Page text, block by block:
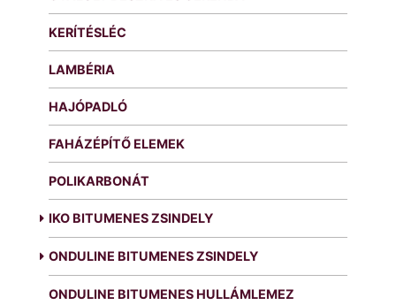
KERÍTÉSLÉC
LAMBÉRIA
HAJÓPADLÓ
FAHÁZÉPÍTŐ ELEMEK
POLIKARBONÁT
IKO BITUMENES ZSINDELY
ONDULINE BITUMENES ZSINDELY
ONDULINE BITUMENES HULLÁMLEMEZ